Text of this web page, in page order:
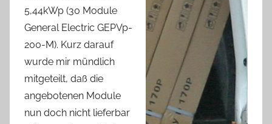
5,44kWp (30 Module
General Electric GEPVp-
200-M). Kurz darauf
wurde mir mündlich
mitgeteilt, daß die
angebotenen Module
nun doch nicht lieferbar